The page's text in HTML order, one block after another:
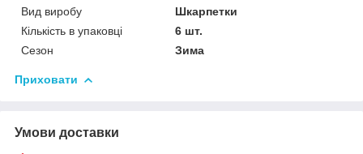
Вид виробу
Шкарпетки
Кількість в упаковці
6 шт.
Сезон
Зима
Приховати
Умови доставки